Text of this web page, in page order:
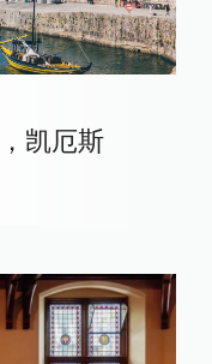
凯厄斯